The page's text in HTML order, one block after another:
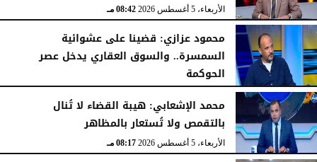
الأربعاء، 5 أغسطس 2026 08:42 مـ
محمود عزازي: قضينا على عشوائية
السمسرة.. والسوق العقاري يدخل عصر
الحوكمة
الأربعاء، 5 أغسطس 2026
محمد الإشعابي: هيبة القضاء لا تُنال
بالتقمص ولا تُستعار بالمظاهر
الأربعاء، 5 أغسطس 2026 08:17 مـ